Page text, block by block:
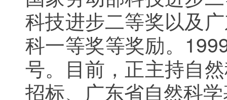
科技进步二等奖以及
科一等奖等奖励。
号。目前，正主持自
招标、广东省自然科